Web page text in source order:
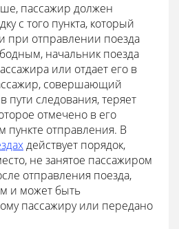
пассажир должен
с того пункта, который
при отправлении поезда
начальник поезда
или отдает его в
совершающий
пути следования, теряет
отмечено в его
пункте отправления. В
действует порядок,
не занятое пассажиром
отправления поезда,
и может быть
пассажиру или передано